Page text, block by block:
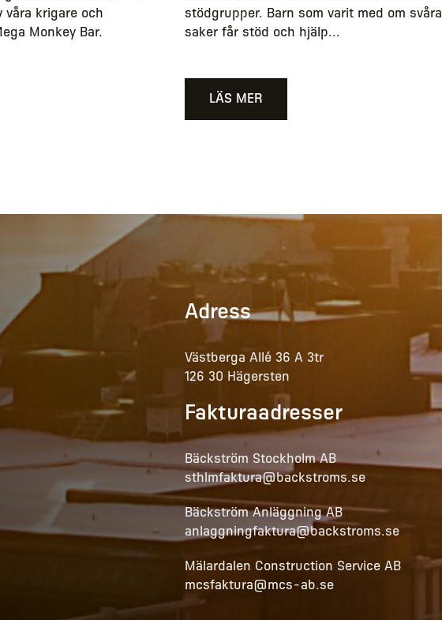
våra krigare och
Monkey Bar.
stödgrupper. Barn som varit med om svåra
saker får stöd och hjälp...
LÄS MER
Adress
Västberga Allé 36 A 3tr
126 30 Hägersten
Fakturaadresser
Bäckström Stockholm AB
sthlmfaktura@backstroms.se
Bäckström Anläggning AB
anlaggningfaktura@backstroms.se
Mälardalen Construction Service AB
mcsfaktura@mcs-ab.se